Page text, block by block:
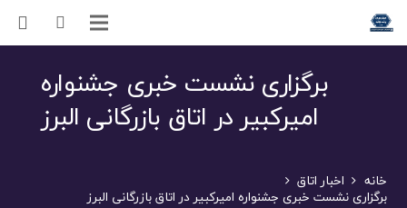
برگزاری نشست خبری جشنواره
امیرکبیر در اتاق بازرگانی البرز
خانه اخبار اتاق
برگزاری نشست خبری جشنواره امیرکبیر در اتاق بازرگانی البرز